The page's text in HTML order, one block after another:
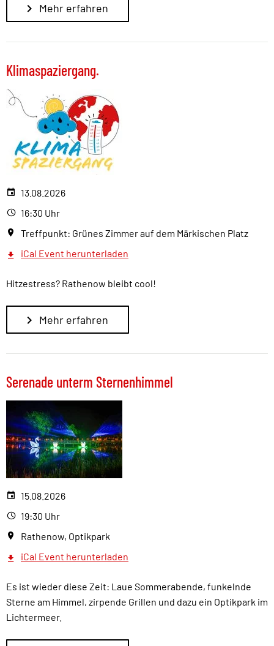
Mehr erfahren
Klimaspaziergang.
13.08.2026
16:30 Uhr
Treffpunkt: Grünes Zimmer auf dem Märkischen Platz
iCal Event herunterladen
Hitzestress? Rathenow bleibt cool!
Mehr erfahren
Serenade unterm Sternenhimmel
15.08.2026
19:30 Uhr
Rathenow, Optikpark
iCal Event herunterladen
Es ist wieder diese Zeit: Laue Sommerabende, funkelnde
Sterne am Himmel, zirpende Grillen und dazu ein Optikpark im
Lichtermeer.